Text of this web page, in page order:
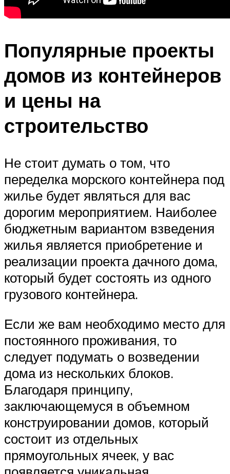
Популярные проекты
домов из контейнеров
и цены на
строительство
Не стоит думать о том, что
переделка морского контейнера под
жилье будет являться для вас
дорогим мероприятием. Наиболее
бюджетным вариантом взведения
жилья является приобретение и
реализации проекта дачного дома,
который будет состоять из одного
грузового контейнера.
Если же вам необходимо место для
постоянного проживания, то
следует подумать о возведении
дома из нескольких блоков.
Благодаря принципу,
заключающемуся в объемном
конструировании домов, который
состоит из отдельных
прямоугольных ячеек, у вас